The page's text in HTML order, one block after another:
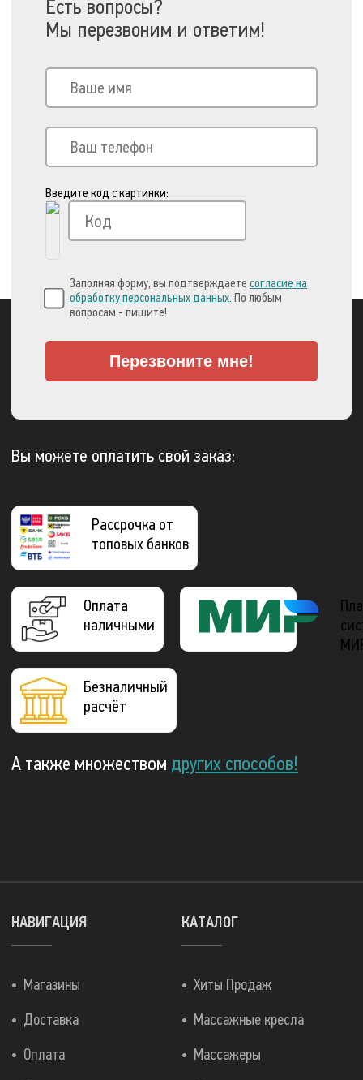
Есть вопросы?
Мы перезвоним и ответим!
Введите код с картинки:
Заполняя форму, вы подтверждаете согласие на
обработку персональных данных. По любым
вопросам - пишите!
Перезвоните мне!
Вы можете оплатить свой заказ:
Рассрочка от
топовых банков
Оплата
наличными
Безналичный
расчёт
А также множеством других способов!
КАТАЛОГ
Хиты Продаж
Массажные кресла
Массажеры
НАВИГАЦИЯ
Магазины
Доставка
Оплата